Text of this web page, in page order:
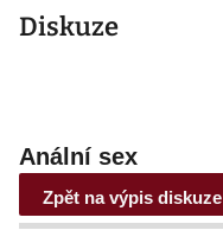
Diskuze
Anální sex
Zpět na výpis diskuze